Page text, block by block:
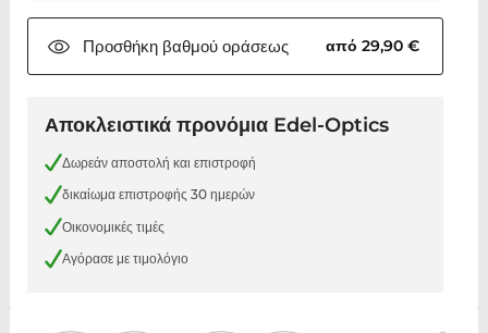
Προσθήκη βαθμούοράσεως από 29,90 €
Αποκλειστικά προνόμια Edel-Optics
Δωρεάν αποστολή και επιστροφή
δικαίωμα επιστροφής 30 ημερών
Οικονομικές τιμές
Αγόρασε με τιμολόγιο